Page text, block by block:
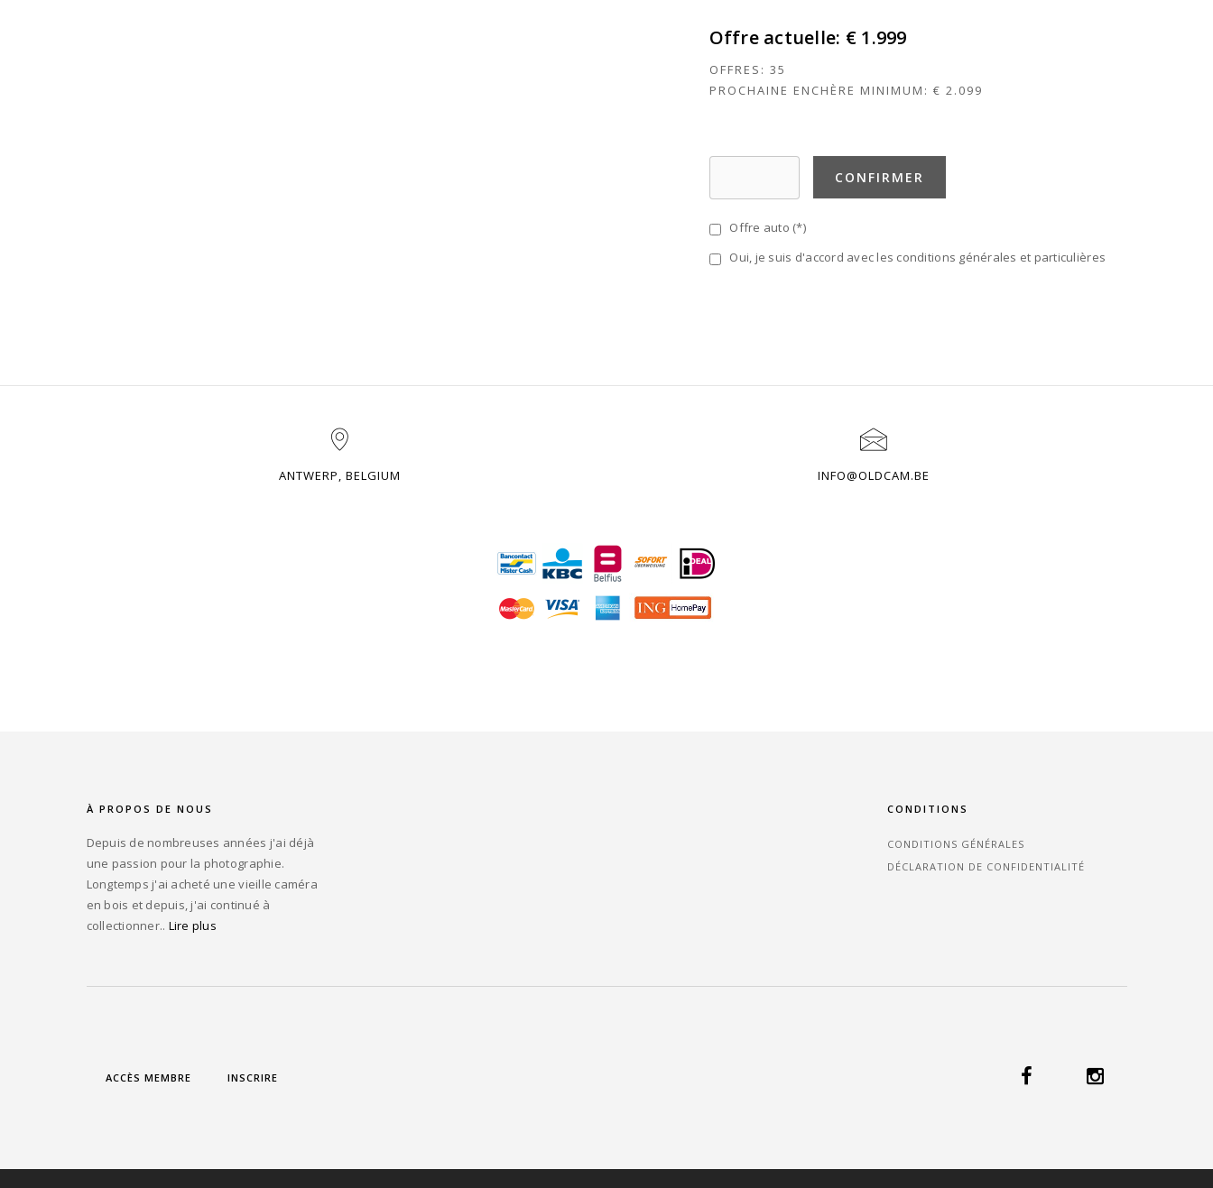
Offre actuelle: € 1.999
OFFRES: 35
PROCHAINE ENCHÈRE MINIMUM: € 2.099
CONFIRMER
Offre auto (*)
Oui, je suis d'accord avec les conditions générales et particulières
ANTWERP, BELGIUM INFO@OLDCAM.BE
À PROPOS DE NOUS
Depuis de nombreuses années j'ai déjà
une passion pour la photographie.
Longtemps j'ai acheté une vieille caméra
en bois et depuis, j'ai continué à
collectionner.. Lire plus
CONDITIONS
CONDITIONS GÉNÉRALES
DÉCLARATION DE CONFIDENTIALITÉ
ACCÈS MEMBRE INSCRIRE